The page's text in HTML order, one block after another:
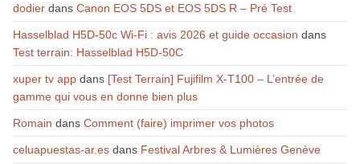
dodierdans Canon EOS 5DS et EOS 5DS R – Pré Test
Hasselblad H5D-50c Wi-Fi : avis 2026 et guide occasion dans
Test terrain: Hasselblad H5D-50C
xuper tv appdans [Test Terrain] Fujifilm X-T100 – L’entrée de
gamme qui vous en donne bien plus
Romain dans Comment (faire) imprimer vos photos
celuapuestas-ar.esdans Festival Arbres & Lumières Genève